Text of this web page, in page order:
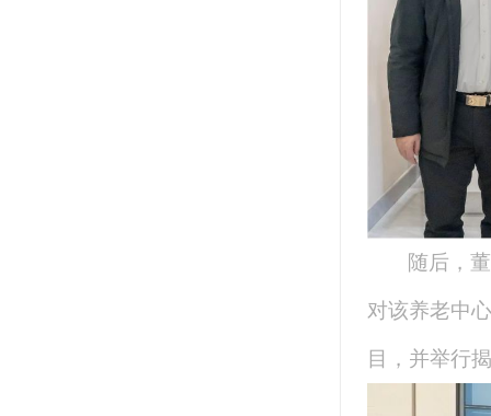
随后，
对该养老中
目，并举行